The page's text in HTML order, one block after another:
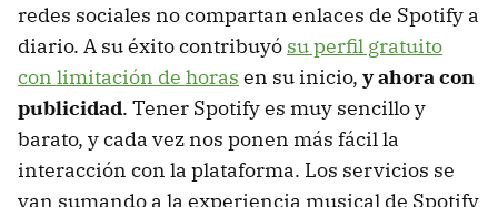
redes sociales no compartan enlaces de Spotify a
diario. A su éxito contribuyó su perfil gratuito
con limitación de horas en su inicio, y ahora con
publicidad. Tener Spotify es muy sencillo y
barato, y cada vez nos ponen más fácil la
interacción con la plataforma. Los servicios se
van sumando a la experiencia musical de Spotify